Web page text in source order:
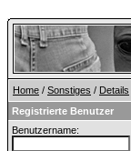
Home / Sonstiges / Details
Registrierte Benutzer
Benutzername: